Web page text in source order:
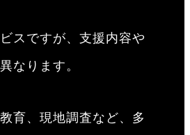
スですが、支援内容や
なります。
育、現地調査など、多